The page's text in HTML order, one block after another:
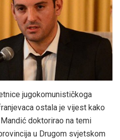
jugokomunističkoga
ostala je vijest kako
doktorirao na temi
u Drugom svjetskom